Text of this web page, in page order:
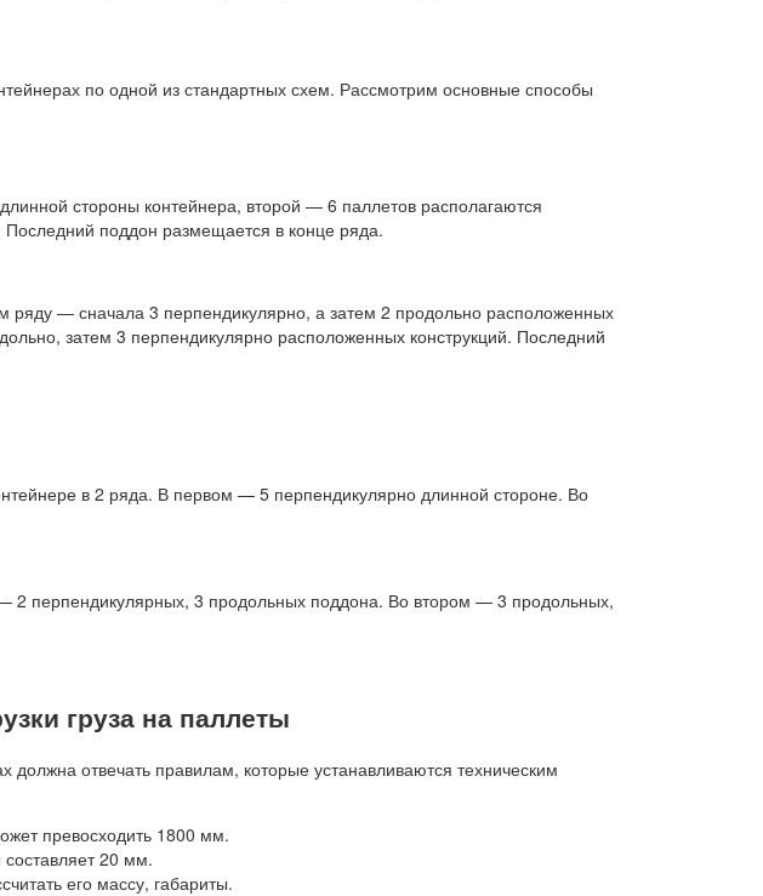
по одной из стандартных схем. Рассмотрим основные способы
стороны контейнера, второй — 6 паллетов располагаются
поддон размещается в конце ряда.
ряду — сначала 3 перпендикулярно, а затем 2 продольно расположенных
затем 3 перпендикулярно расположенных конструкций. Последний
в 2 ряда. В первом — 5 перпендикулярно длинной стороне. Во
перпендикулярных, 3 продольных поддона. Во втором — 3 продольных,
груза на паллеты
должна отвечать правилам, которые устанавливаются техническим
превосходить 1800 мм.
20 мм.
его массу, габариты.